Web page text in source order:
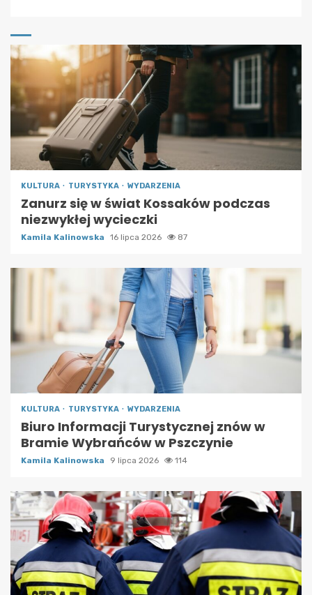
KULTURA TURYSTYKA WYDARZENIA
Zanurz się w świat Kossaków podczas
niezwykłej wycieczki
Kamila Kalinowska 16 lipca 2026 87
KULTURA TURYSTYKA WYDARZENIA
Biuro Informacji Turystycznej znów w
Bramie Wybrańców w Pszczynie
Kamila Kalinowska 9 lipca 2026 114